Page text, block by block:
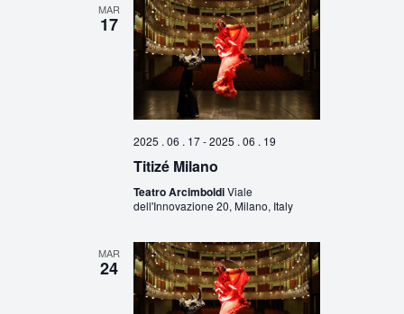
MAR
17
2025 . 06 . 17-2025 . 06 . 19
Titizé Milano
Teatro ArcimboldiViale
dell'Innovazione 20, Milano, Italy
MAR
24